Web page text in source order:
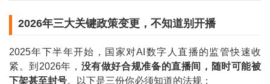
2026年三大关键政策变更，不知道别开播
2025年下半年开始，国家对AI数字人直播的监管快速收
紧。到2026年， 没有做好合规准备的直播间，随时可能被
下架甚至封号。以下是三份你必须知道的法规：